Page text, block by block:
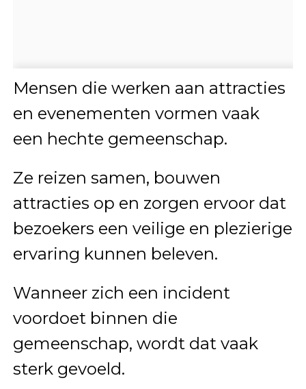
Mensen die werken aan attracties
en evenementen vormen vaak
een hechte gemeenschap.
Ze reizen samen, bouwen
attracties op en zorgen ervoor dat
bezoekers een veilige en plezierige
ervaring kunnen beleven.
Wanneer zich een incident
voordoet binnen die
gemeenschap, wordt dat vaak
sterk gevoeld.